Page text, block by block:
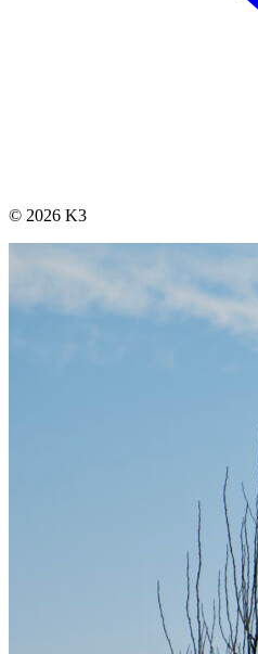
© 2026 K3